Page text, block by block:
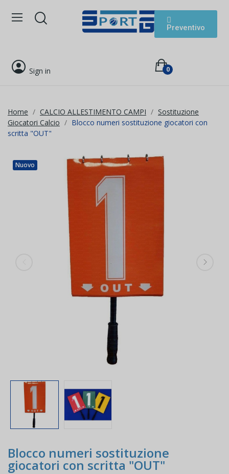
Preventivo
Sign in 0
Home CALCIO ALLESTIMENTO CAMPI
Sostituzione
Giocatori Calcio
Blocco numeri sostituzione giocatori con
scritta "OUT"
Nuovo
Blocco numeri sostituzione
giocatori con scritta "OUT"